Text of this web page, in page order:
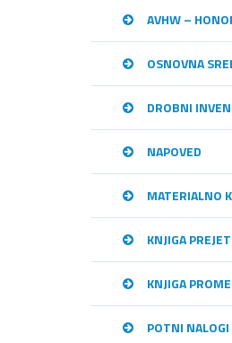
AVHW –
OSNOVNA
DROBNI
NAPOVED
MATERIALNO
KNJIGA
KNJIGA
POTNI